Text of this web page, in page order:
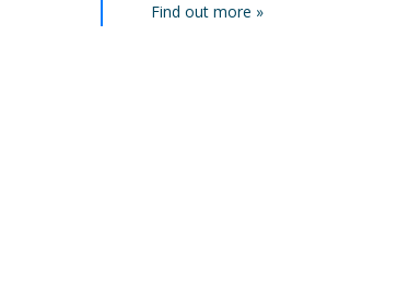
Find out more »